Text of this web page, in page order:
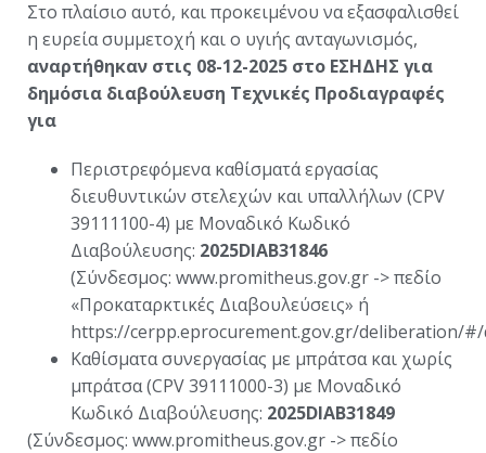
Στο πλαίσιο αυτό, και προκειμένου να εξασφαλισθεί
η ευρεία συμμετοχή και ο υγιής ανταγωνισμός,
αναρτήθηκαν στις 08-12-2025 στο ΕΣΗΔΗΣ για
δημόσια διαβούλευση Τεχνικές Προδιαγραφές
για
Περιστρεφόμενα καθίσματά εργασίας
διευθυντικών στελεχών και υπαλλήλων (CPV
39111100-4) με Μοναδικό Κωδικό
Διαβούλευσης: 2025DIAB31846
(Σύνδεσμος: www.promitheus.gov.gr -> πεδίο
«Προκαταρκτικές Διαβουλεύσεις» ή
https://cerpp.eprocurement.gov.gr/deliberation/
Καθίσματα συνεργασίας με μπράτσα και χωρίς
μπράτσα (CPV 39111000-3) με Μοναδικό
Κωδικό Διαβούλευσης: 2025DIAB31849
(Σύνδεσμος: www.promitheus.gov.gr -> πεδίο